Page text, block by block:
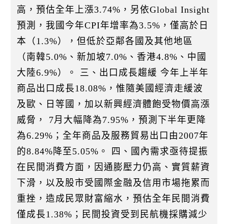
高，預估全年上漲3.74%，另依Global Insight
預測，我國今年CPI年增率為3.5%，僅高於日
本（1.3%），但低於亞鄰各國及其他地區
（南韓5.0%、新加坡7.0%、香港4.8%、中國
大陸6.9%）。 三、出口成長趨緩 今年上半年
商品出口成長18.08%，惟隨美國經濟走緩波
及歐、日等國，加以新興經濟體飽受物價高漲
威脅， 7月大幅降為7.95%，預測下半年更降
為6.29%；全年商品及服務貿易出口由2007年
的8.84%降至5.05%。 四、國內需求亟待提振
在民間消費方面，因通膨壓力仍高、實質薪資
下滑，以及股市受國際金融及信用市場拖累而
重挫，造成民眾財富縮水，預估全年民間消費
僅成長1.38%；民間投資受到民航機採購減少